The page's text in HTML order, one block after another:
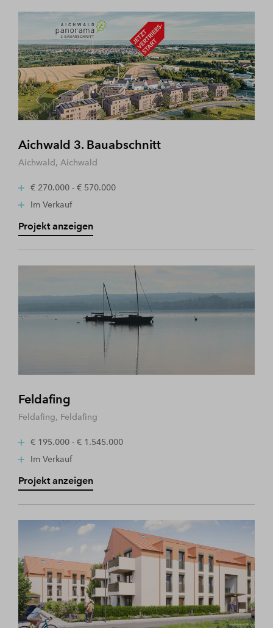
Aichwald 3. Bauabschnitt
Aichwald, Aichwald
€ 270.000 - € 570.000
Im Verkauf
Projekt anzeigen
Feldafing
Feldafing, Feldafing
€ 195.000 - € 1.545.000
Im Verkauf
Projekt anzeigen